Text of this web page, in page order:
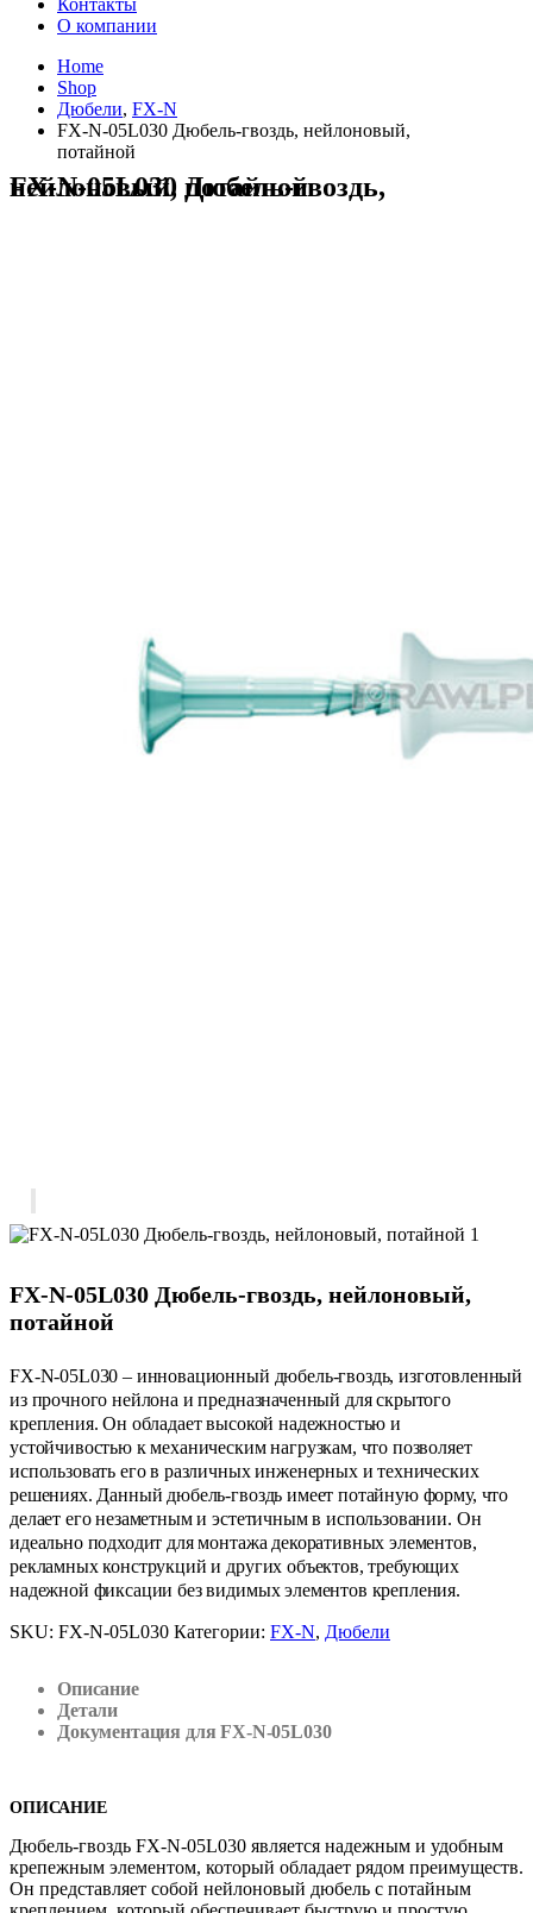
Контакты
О компании
Home
Shop
Дюбели, FX-N
FX-N-05L030 Дюбель-гвоздь, нейлоновый,
потайной
FX-N-05L030 Дюбель-гвоздь, нейлоновый, потайной
FX-N-05L030 Дюбель-гвоздь, нейлоновый,
потайной
FX-N-05L030 – инновационный дюбель-гвоздь, изготовленный
из прочного нейлона и предназначенный для скрытого
крепления. Он обладает высокой надежностью и
устойчивостью к механическим нагрузкам, что позволяет
использовать его в различных инженерных и технических
решениях. Данный дюбель-гвоздь имеет потайную форму, что
делает его незаметным и эстетичным в использовании. Он
идеально подходит для монтажа декоративных элементов,
рекламных конструкций и других объектов, требующих
надежной фиксации без видимых элементов крепления.
SKU: FX-N-05L030 Категории: FX-N, Дюбели
Описание
Детали
Документация для FX-N-05L030
ОПИСАНИЕ
Дюбель-гвоздь FX-N-05L030 является надежным и удобным
крепежным элементом, который обладает рядом преимуществ.
Он представляет собой нейлоновый дюбель с потайным